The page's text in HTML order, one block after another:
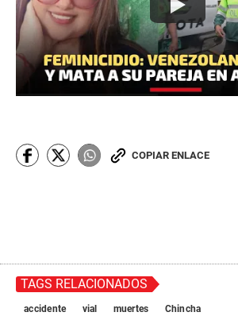
COPIAR ENLACE
TAGS RELACIONADOS
accidente vial muertes Chincha